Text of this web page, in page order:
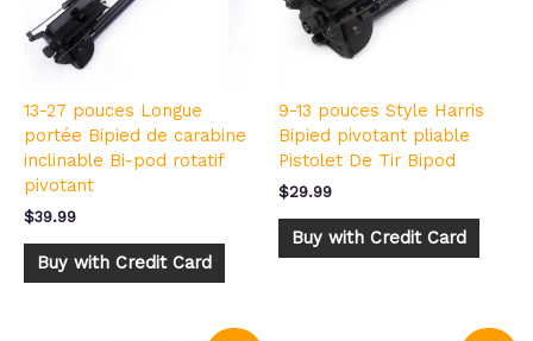
13-27 pouces Longue
portée Bipied de carabine
inclinable Bi-pod rotatif
pivotant
$39.99
Buy with Credit Card
9-13 pouces Style Harris
Bipied pivotant pliable
Pistolet De Tir Bipod
$29.99
Buy with Credit Card